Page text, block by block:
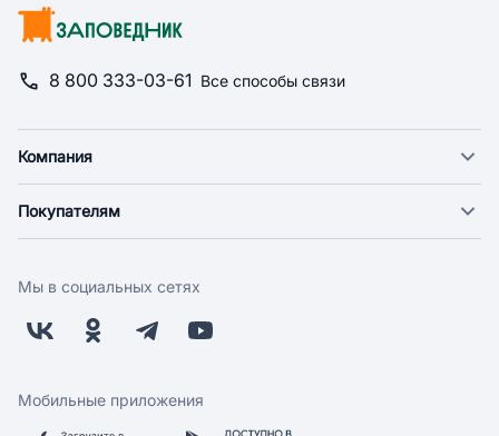
8 800 333-03-61 Все способы связи
Компания
Новости
Поставщикам
Заводчикам
Обратная связь
Покупателям
Оплата
Бонусная программа
Скидки и акции
Мы в социальных сетях
Мобильные приложения